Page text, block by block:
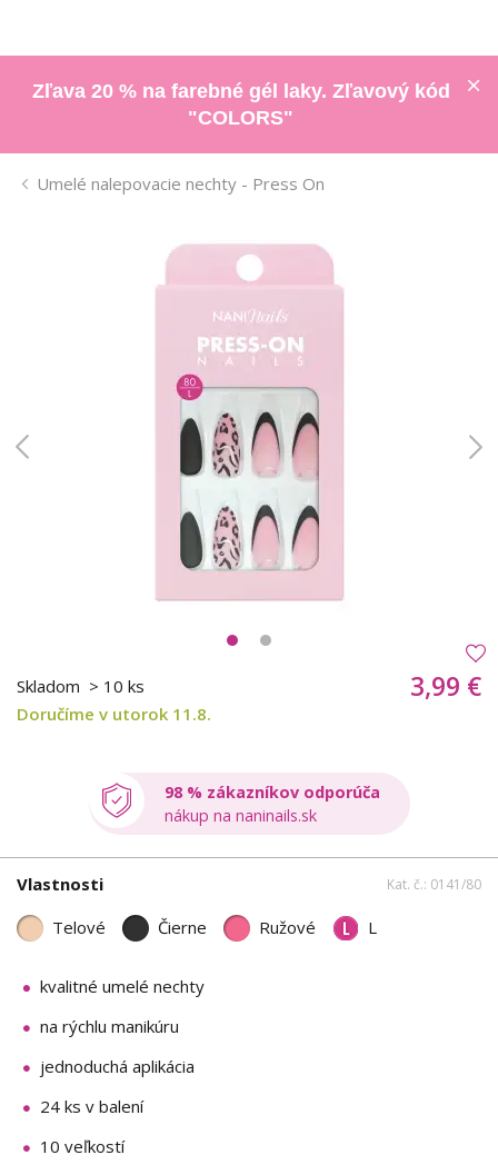
Zľava 20 % na farebné gél laky. Zľavový kód
"COLORS"
Umelé nalepovacie nechty - Press On
Skladom > 10 ks
Doručíme v utorok 11.8.
3,99 €
98 % zákazníkov odporúča
nákup na naninails.sk
Vlastnosti Kat. č.: 0141/80
Telové Čierne Ružové L
kvalitné umelé nechty
na rýchlu manikúru
jednoduchá aplikácia
24 ks v balení
10 veľkostí